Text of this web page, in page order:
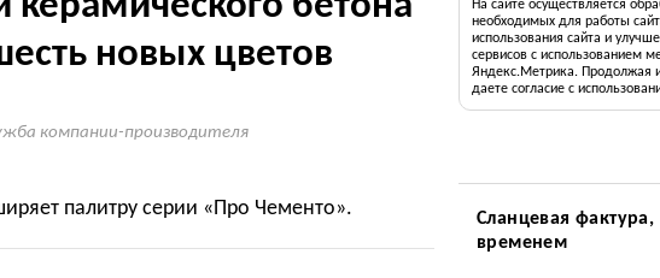
новых цветов
компании-производителя
палитру серии «Про Чементо».
На сайте осуществляется
необходимых для работы
использования сайта и
сервисов с использованием
Яндекс.Метрика. Продолжая
даете согласие с
Сланцевая
временем